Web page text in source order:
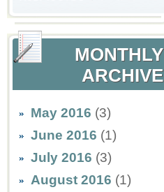
MONTHLY
ARCHIVE
May 2016 (3)
June 2016 (1)
July 2016 (3)
August 2016 (1)